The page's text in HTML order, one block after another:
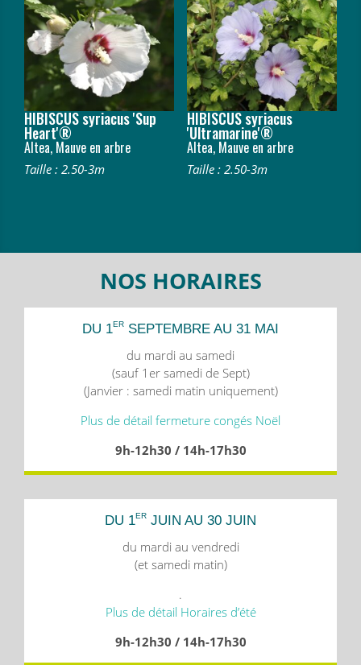
HIBISCUS syriacus 'Sup
Heart'®
Altea, Mauve en arbre
Taille : 2.50-3m
HIBISCUS syriacus
'Ultramarine'®
Altea, Mauve en arbre
Taille : 2.50-3m
NOS HORAIRES
DU 1ER SEPTEMBRE AU 31 MAI
du mardi au samedi
(sauf 1er samedi de Sept)
(Janvier : samedi matin uniquement)
Plus de détail fermeture congés Noël
9h-12h30 / 14h-17h30
DU 1ER JUIN AU 30 JUIN
du mardi au vendredi
(et samedi matin)
.
Plus de détail Horaires d’été
9h-12h30 / 14h-17h30